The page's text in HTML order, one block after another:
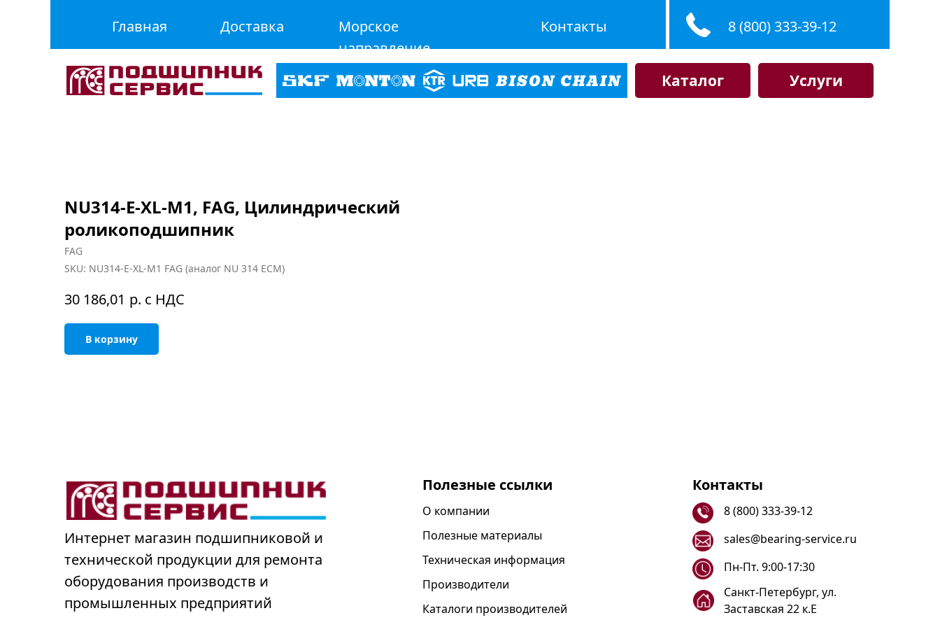
Главная Доставка
Морское
направление
Контакты 8 (800) 333-39-12
Каталог Услуги
NU314-E-XL-M1, FAG, Цилиндрический
роликоподшипник
FAG
SKU: NU314-E-XL-M1 FAG (аналог NU 314 ECM)
30 186,01 р. с НДС
В корзину
Интернет магазин подшипниковой и
технической продукции для ремонта
оборудования производств и
промышленных предприятий
Полезные ссылки
О компании
Полезные материалы
Техническая информация
Производители
Каталоги производителей
Контакты
8 (800) 333-39-12
sales@bearing-service.ru
Санкт-Петербург, ул.
Заставская 22 к.Е
Пн-Пт. 9:00-17:30